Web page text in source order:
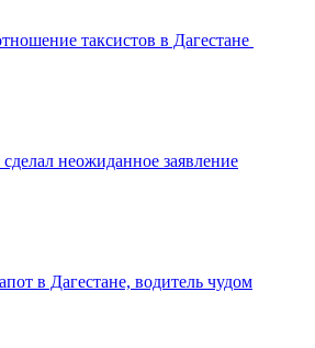
таксистов в Дагестане
неожиданное заявление
в Дагестане, водитель чудом